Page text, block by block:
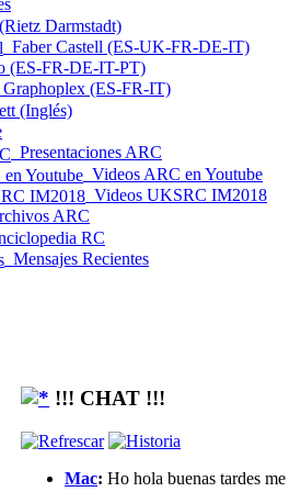
Darmstadt)
Faber Castell (ES-UK-FR-DE-IT)
(ES-FR-DE-IT-PT)
Graphoplex (ES-FR-IT)
(Inglés)
Presentaciones ARC
Videos ARC en Youtube
Videos UKSRC IM2018
ARC
RC
Mensajes Recientes
!!! CHAT !!!
Mac: Ho hola buenas tardes